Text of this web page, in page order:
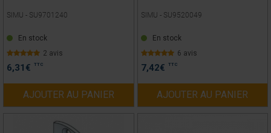
SIMU - SU9701240
En stock
2 avis
6,31 € TTC
AJOUTER AU PANIER
SIMU - SU9520049
En stock
6 avis
7,42€ TTC
AJOUTER AU PANIER